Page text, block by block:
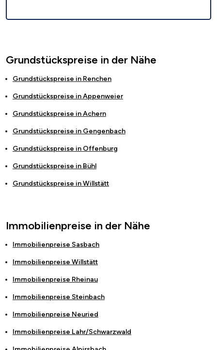
Grundstückspreise in der Nähe
Grundstückspreise in Renchen
Grundstückspreise inAppenweier
Grundstückspreise inAchern
Grundstückspreise in Gengenbach
Grundstückspreise in Offenburg
Grundstückspreise in Bühl
Grundstückspreise inWillstätt
Immobilienpreise in der Nähe
Immobilienpreise Sasbach
Immobilienpreise Willstätt
Immobilienpreise Rheinau
Immobilienpreise Steinbach
Immobilienpreise Neuried
Immobilienpreise Lahr/Schwarzwald